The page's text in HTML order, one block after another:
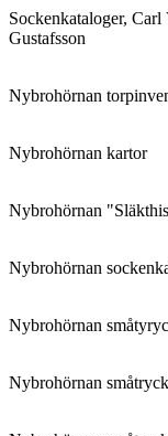
Sockenkataloger,
Gustafsson
Nybrohörnan
Nybrohörnan kartor
Nybrohörnan
Nybrohörnan
Nybrohörnan
Nybrohörnan småtryck